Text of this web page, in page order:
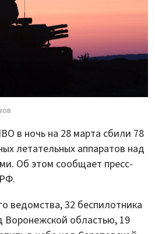
в ночь на 28 марта сбили 78
летательных аппаратов над
Об этом сообщает пресс-
ведомства, 32 беспилотника
областью, 19